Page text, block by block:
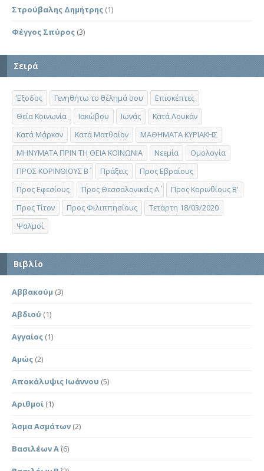
Στρούβαλης Δημήτρης (1)
Φέγγος Σπύρος (3)
Σειρά
Έξοδος Γενηθήτω το θέλημά σου
Επισκέπτες
Θεία Κοινωνία
Ιακώβου Ιωνάς
Κατά Λουκάν
Κατά Μάρκον
Κατά Ματθαίον
ΜΑΘΗΜΑΤΑ ΚΥΡΙΑΚΗΣ
ΜΗΝΥΜΑΤΑ ΠΡΙΝ ΤΗ ΘΕΙΑ ΚΟΙΝΩΝΙΑ
Νεεμία
Ομολογία
ΠΡΟΣ ΚΟΡΙΝΘΙΟΥΣ Β΄
Πράξεις
Προς Εβραίους
Προς Εφεσίους
Προς Θεσσαλονικείς Α΄
Προς Κορινθίους Β'
Προς Τίτον
Προς Φιλιππησίους
Τετάρτη 18/03/2020
Ψαλμοί
Βιβλίο
Αββακούμ (3)
Αβδιού (1)
Αγγαίος (1)
Αμώς (2)
Αποκάλυψις Ιωάννου (5)
Αριθμοί (1)
Άσμα Ασμάτων (2)
Βασιλέων Α΄(6)